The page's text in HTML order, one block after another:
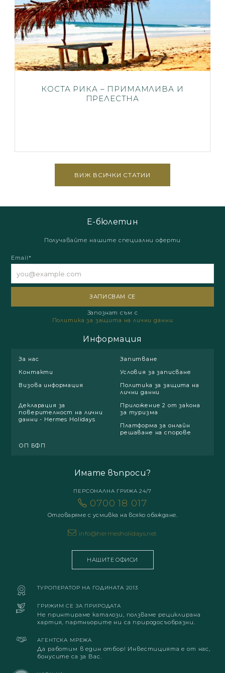
КОСТА РИКА – ПРИМАМЛИВА И
ПРЕЛЕСТНА
ВИЖ ВСИЧКИ СТАТИИ
Е-бюлетин
Получавайте нашите специални оферти
Email*
Запознат съм с
Политика за защита на лични данни
Информация
За нас
Запитване
Контакти
Условия за записване
Визова информация
Политика за защита на
лични данни
Декларация за
поверителност на лични
данни - Hermes Holidays
Приложение 2 от закона
за туризма
Платформа за онлайн
решаване на спорове
ОП БФП
Имате въпроси?
ПЕРСОНАЛНА ГРИЖА 24/7
0700 18 017
Отговаряме с усмивка на всяко обаждане.
info@hermesholidays.net
НАШИТЕ ОФИСИ
ТУРОПЕРАТОР НА ГОДИНАТА 2013
ГРИЖИМ СЕ ЗА ПРИРОДАТА
Не принтираме каталози, ползваме рециклирана
хартия, партньорите ни са природосъобразни.
АГЕНТСКА МРЕЖА
Да работим в един отбор! Инвестицията е от нас,
бонусите са за Вас.